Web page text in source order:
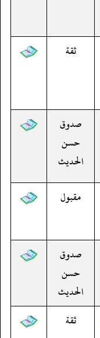
ثقة
صدوق
حسن
الحديث
مقبول
صدوق
حسن
الحديث
ثقة